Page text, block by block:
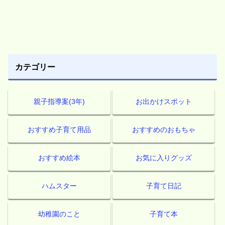
カテゴリー
親子指導案(3年) お出かけスポット
おすすめ子育て用品 おすすめのおもちゃ
おすすめ絵本 お気に入りグッズ
ハムスター 子育て日記
幼稚園のこと 子育て本